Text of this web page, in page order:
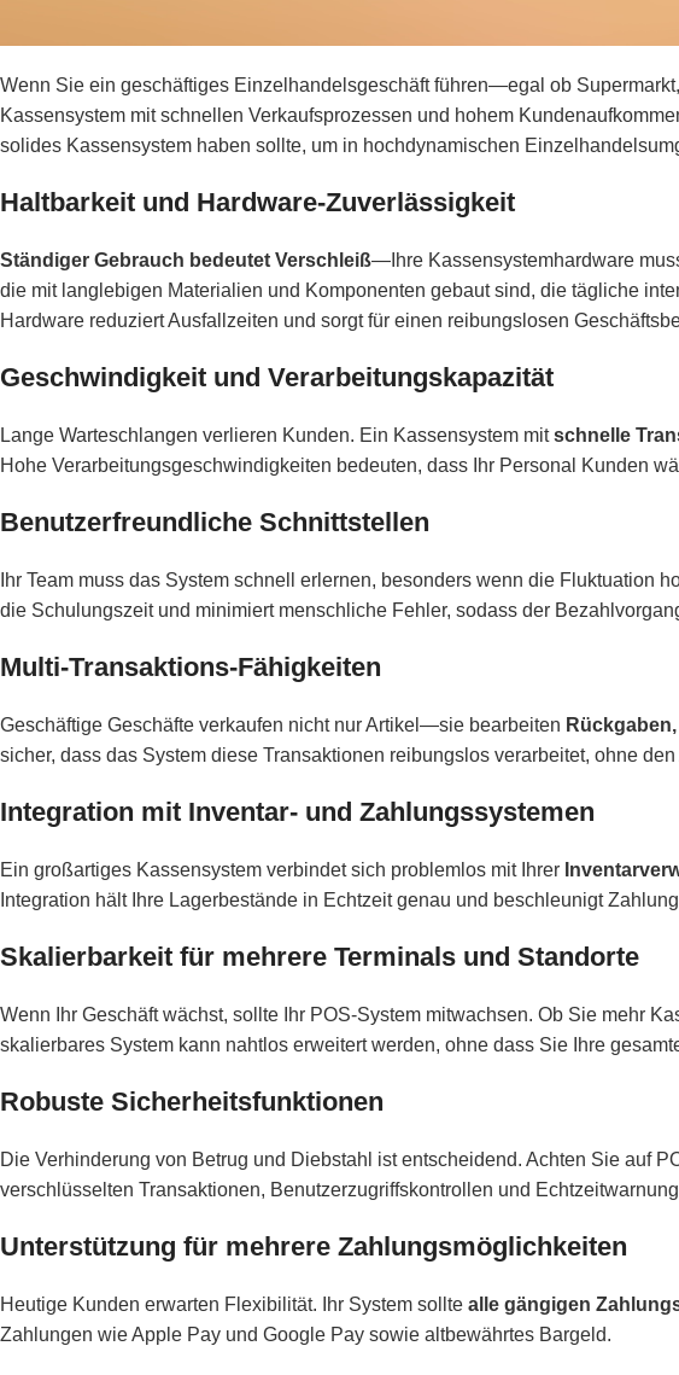
Wenn Sie ein geschäftiges Einzelhandelsgeschäft führen—egal ob
Kassensystem mit schnellen Verkaufsprozessen und hohem
solides Kassensystem haben sollte, um in hochdynamischen
Haltbarkeit und Hardware-Zuverlässigkeit
Ständiger Gebrauch bedeutet Verschleiß—Ihre Kassensystemhardware
die mit langlebigen Materialien und Komponenten gebaut sind, die tägliche
Hardware reduziert Ausfallzeiten und sorgt für einen reibungslosen
Geschwindigkeit und Verarbeitungskapazität
Lange Warteschlangen verlieren Kunden. Ein Kassensystem mitschnelle
Hohe Verarbeitungsgeschwindigkeiten bedeuten, dass Ihr Personal Kunden
Benutzerfreundliche Schnittstellen
Ihr Team muss das System schnell erlernen, besonders wenn die Fluktuation
die Schulungszeit und minimiert menschliche Fehler, sodass der
Multi-Transaktions-Fähigkeiten
Geschäftige Geschäfte verkaufen nicht nur Artikel—sie bearbeiten
sicher, dass das System diese Transaktionen reibungslos verarbeitet, ohne
Integration mit Inventar- und Zahlungssystemen
Ein großartiges Kassensystem verbindet sich problemlos mit Ihrer
Integration hält Ihre Lagerbestände in Echtzeit genau und beschleunigt
Skalierbarkeit für mehrere Terminals und Standorte
Wenn Ihr Geschäft wächst, sollte Ihr POS-System mitwachsen. Ob Sie mehr
skalierbares System kann nahtlos erweitert werden, ohne dass Sie Ihre
Robuste Sicherheitsfunktionen
Die Verhinderung von Betrug und Diebstahl ist entscheidend. Achten Sie auf
verschlüsselten Transaktionen, Benutzerzugriffskontrollen und
Unterstützung für mehrere Zahlungsmöglichkeiten
Heutige Kunden erwarten Flexibilität. Ihr System sollte alle gängigen
Zahlungen wie Apple Pay und Google Pay sowie altbewährtes Bargeld.